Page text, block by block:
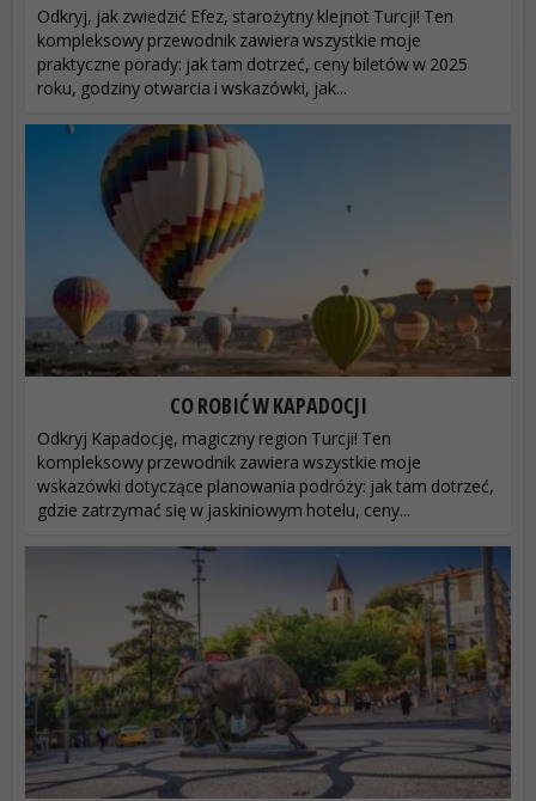
Odkryj, jak zwiedzić Efez, starożytny klejnot Turcji! Ten
kompleksowy przewodnik zawiera wszystkie moje
praktyczne porady: jak tam dotrzeć, ceny biletów w 2025
roku, godziny otwarcia i wskazówki, jak...
CO ROBIĆ W KAPADOCJI
Odkryj Kapadocję, magiczny region Turcji! Ten
kompleksowy przewodnik zawiera wszystkie moje
wskazówki dotyczące planowania podróży: jak tam dotrzeć,
gdzie zatrzymać się w jaskiniowym hotelu, ceny...